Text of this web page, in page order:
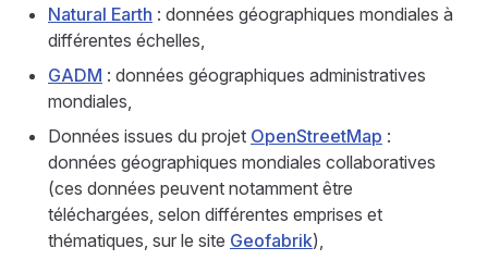
Natural Earth : données géographiques mondiales à
différentes échelles,
GADM : données géographiques administratives
mondiales,
Données issues du projet OpenStreetMap :
données géographiques mondiales collaboratives
(ces données peuvent notamment être
téléchargées, selon différentes emprises et
thématiques, sur le site Geofabrik),